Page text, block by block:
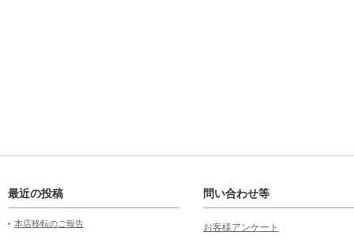
最近の投稿
本店移転のご報告
問い合わせ等
お客様アンケート